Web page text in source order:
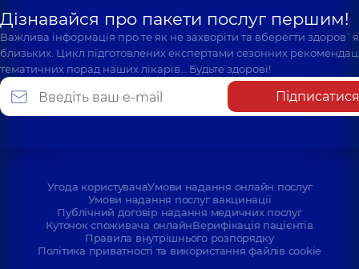
Дізнавайся про пакети послуг першим!
Важлива інформація про те як не захворіти та вберегти
близьких. Цикл підготовлених експертами сезонних
тематичних порад наших лікарів… Будьте здорові!
Підписатися
Угода користувачаУмови надання онлайн послуг
Умови надання послуг вакцинації
Публічний договір надання медичних послуг
Куточок споживача онлайнВерифікація пацієнтів
Правила внутрішнього розпорядку
Політика приватності та використання файлів cookie